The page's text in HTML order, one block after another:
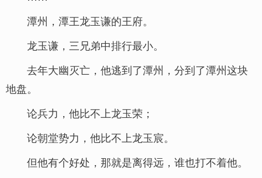
潭州，潭王龙玉谦的王府。
龙玉谦，三兄弟中排行最小。
去年大幽灭亡，他逃到了潭州，分到了潭州这块
地盘。
论兵力，他比不上龙玉荣；
论朝堂势力，他比不上龙玉宸。
但他有个好处，那就是离得远，谁也打不着他。